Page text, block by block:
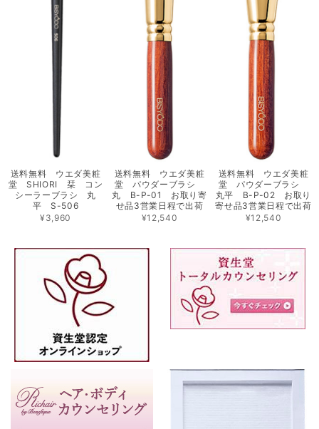
送料無料 ウエダ美粧
堂 SHIORI 栞 コン
シーラーブラシ 丸
平 S-506
¥3,960
送料無料 ウエダ美粧
堂 パウダーブラシ
丸 B-P-01 お取り寄
せ品3営業日程で出荷
¥12,540
送料無料 ウエダ美粧
堂 パウダーブラシ
丸平 B-P-02 お取り
寄せ品3営業日程で出荷
¥12,540